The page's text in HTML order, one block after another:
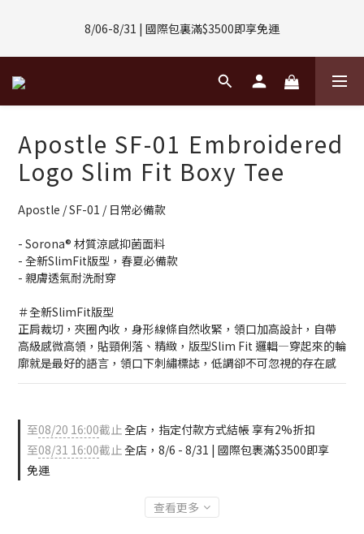
(數量有限售完不補)
8/06-8/31 | 國際包裏滿$3500即享免運
8/08-8/10 | 全館任選3件 贈 $188購物金
8/01-8/31 | 任選2件CUBOX正價商品 贈【威靈頓 / 波士頓墨鏡】
(數量有限售完不補)
Apostle SF-01 Embroidered
Logo Slim Fit Boxy Tee
Apostle / SF-01 / 日常必備款
- Sorona® 材質涼感抑菌面料
- 全新SlimFit版型，春夏必備款
- 親膚透氣耐洗耐穿
＃全新SlimFit版型
正肩裁切，夾圈內收，身形線條自然收緊，領口加高設計，自帶
高級感微高領，貼頸俐落、精緻，版型Slim Fit 邏輯—穿起來的輪
廓就是最好的語言，領口下刺繡標誌，低調卻不可忽視的存在感
至08/20 16:00截止全店，指定付款方式結帳 享有2%折扣
至08/31 16:00截止全店，8/6 - 8/31 | 國際包裹滿$3500即享
免運
查看更多